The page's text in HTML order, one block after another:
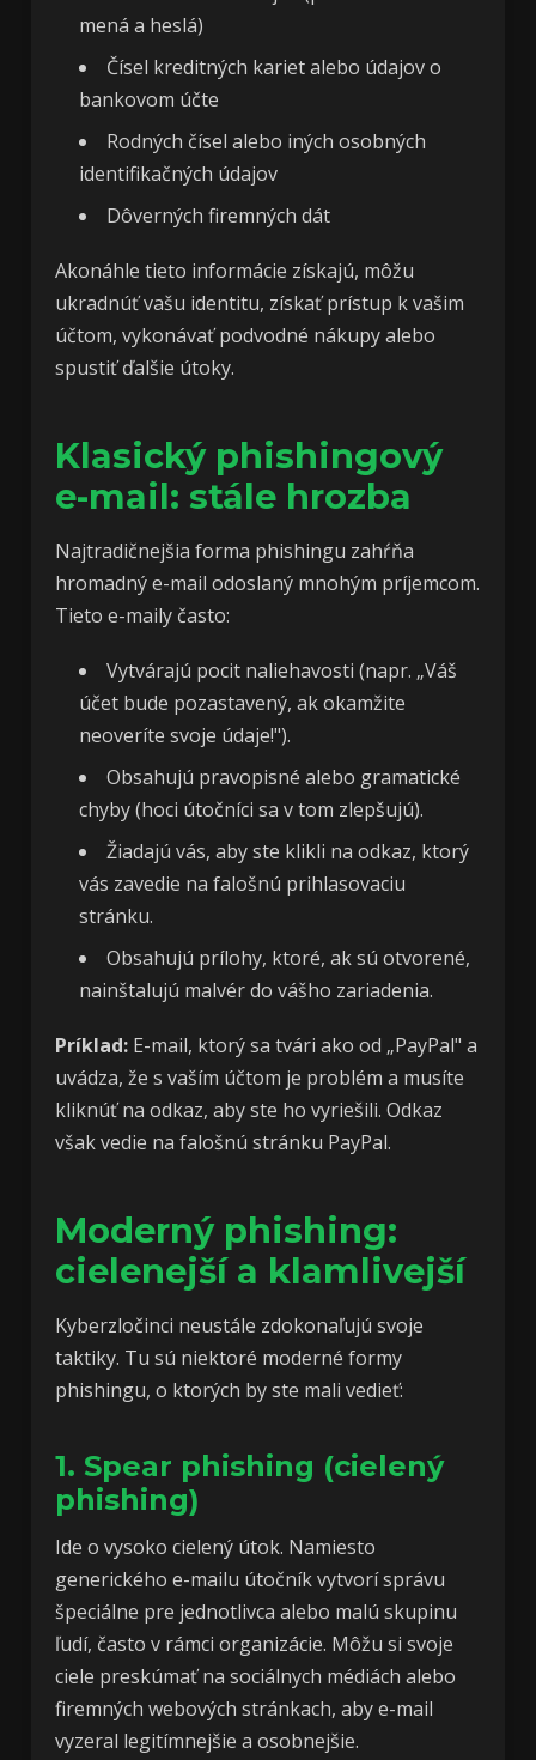
mená a heslá)
Čísel kreditných kariet alebo údajov o
bankovom účte
Rodných čísel alebo iných osobných
identifikačných údajov
Dôverných firemných dát
Akonáhle tieto informácie získajú, môžu
ukradnúť vašu identitu, získať prístup k vašim
účtom, vykonávať podvodné nákupy alebo
spustiť ďalšie útoky.
Klasický phishingový
e-mail: stále hrozba
Najtradičnejšia forma phishingu zahŕňa
hromadný e-mail odoslaný mnohým príjemcom.
Tieto e-maily často:
Vytvárajú pocit naliehavosti (napr. „Váš
účet bude pozastavený, ak okamžite
neoveríte svoje údaje!").
Obsahujú pravopisné alebo gramatické
chyby (hoci útočníci sa v tom zlepšujú).
Žiadajú vás, aby ste klikli na odkaz, ktorý
vás zavedie na falošnú prihlasovaciu
stránku.
Obsahujú prílohy, ktoré, ak sú otvorené,
nainštalujú malvér do vášho zariadenia.
Príklad: E-mail, ktorý sa tvári ako od „PayPal" a
uvádza, že s vaším účtom je problém a musíte
kliknúť na odkaz, aby ste ho vyriešili. Odkaz
však vedie na falošnú stránku PayPal.
Moderný phishing:
cielenejší a klamlivejší
Kyberzločinci neustále zdokonaľujú svoje
taktiky. Tu sú niektoré moderné formy
phishingu, o ktorých by ste mali vedieť:
1. Spear phishing (cielený
phishing)
Ide o vysoko cielený útok. Namiesto
generického e-mailu útočník vytvorí správu
špeciálne pre jednotlivca alebo malú skupinu
ľudí, často v rámci organizácie. Môžu si svoje
ciele preskúmať na sociálnych médiách alebo
firemných webových stránkach, aby e-mail
vyzeral legitímnejšie a osobnejšie.